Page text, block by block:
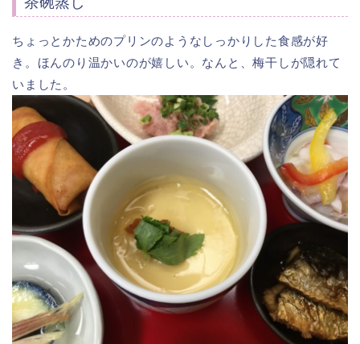
ちょっとかためのプリンのようなしっかりした食感が好
き。ほんのり温かいのが嬉しい。なんと、梅干しが隠れて
いました。